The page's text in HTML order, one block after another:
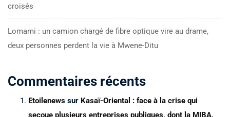
croisés
Lomami : un camion chargé de fibre optique vire au drame,
deux personnes perdent la vie à Mwene-Ditu
Commentaires récents
Etoilenews sur Kasaï-Oriental : face à la crise qui
secoue plusieurs entreprises publiques, dont la MIBA,